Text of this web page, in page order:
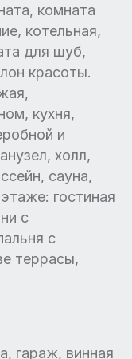
комната
котельная,
для шуб,
красоты.
кухня,
и
холл,
сауна,
гостиная
с
с
террасы,
гараж, винная